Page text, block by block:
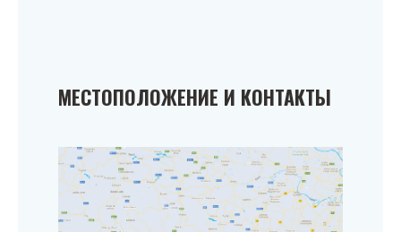
МЕСТОПОЛОЖЕНИЕ И КОНТАКТЫ